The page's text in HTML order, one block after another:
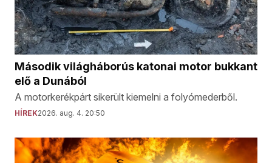
Második világháborús katonai motor bukkant
elő a Dunából
A motorkerékpárt sikerült kiemelni a folyómederből.
HÍREK2026. aug. 4. 20:50